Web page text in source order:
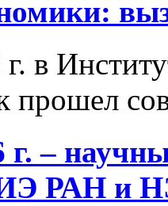
в
прошел
–
ИЭ РАН и